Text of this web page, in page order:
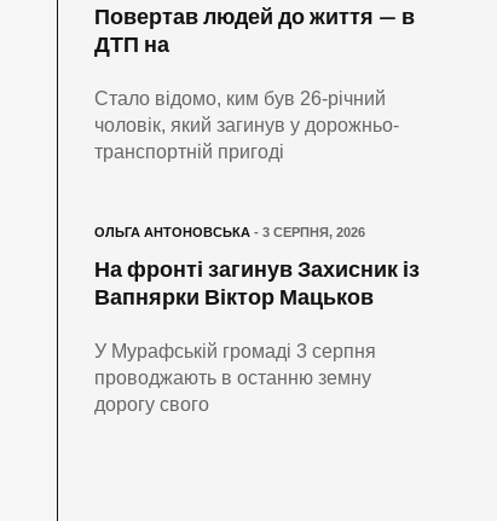
Повертав людей до життя — в
ДТП на
Стало відомо, ким був 26-річний
чоловік, який загинув у дорожньо-
транспортній пригоді
ОЛЬГА АНТОНОВСЬКА- 3 СЕРПНЯ, 2026
На фронті загинув Захисник із
Вапнярки Віктор Мацьков
У Мурафській громаді 3 серпня
проводжають в останню земну
дорогу свого